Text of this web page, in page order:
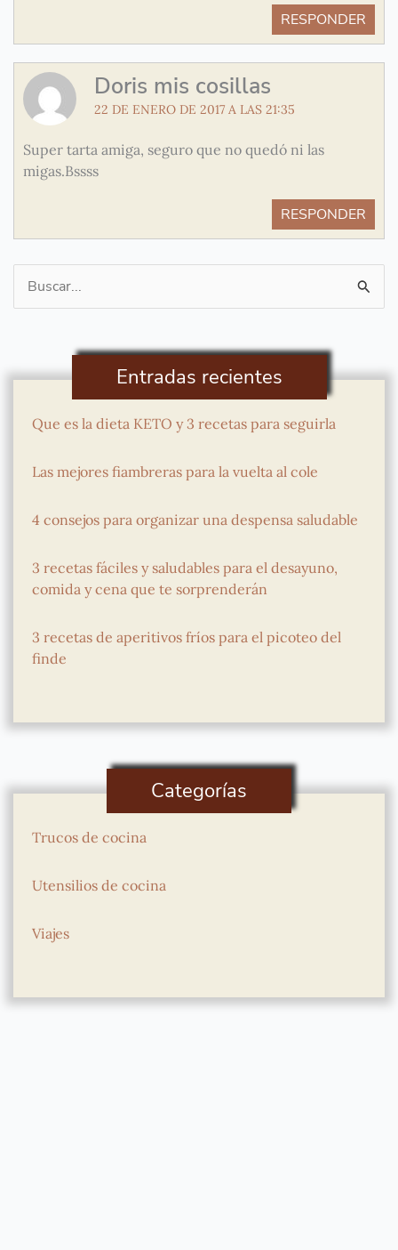
RESPONDER
Doris mis cosillas
22 DE ENERO DE 2017 A LAS 21:35
Super tarta amiga, seguro que no quedó ni las
migas.Bssss
RESPONDER
Buscar
por:
Entradas recientes
Que es la dieta KETO y 3 recetas para seguirla
Las mejores fiambreras para la vuelta al cole
4 consejos para organizar una despensa saludable
3 recetas fáciles y saludables para el desayuno,
comida y cena que te sorprenderán
3 recetas de aperitivos fríos para el picoteo del
finde
Categorías
Trucos de cocina
Utensilios de cocina
Viajes